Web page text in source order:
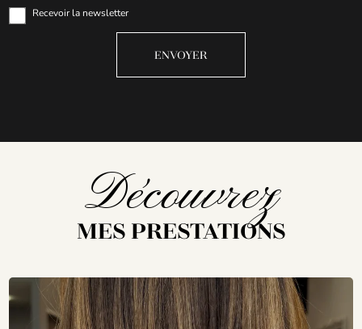
Recevoir la newsletter
Découvrez
MES PRESTATIONS